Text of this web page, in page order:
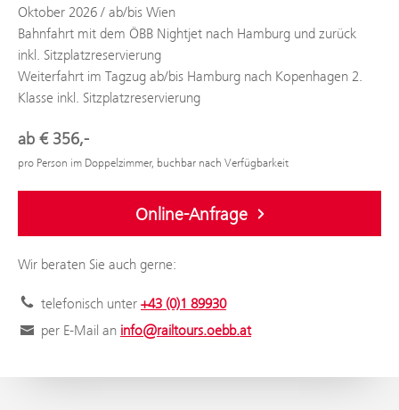
Oktober 2026 / ab/bis Wien
Bahnfahrt mit dem ÖBB Nightjet nach Hamburg und zurück
inkl. Sitzplatzreservierung
Weiterfahrt im Tagzug ab/bis Hamburg nach Kopenhagen 2.
Klasse inkl. Sitzplatzreservierung
ab € 356,-
pro Person im Doppelzimmer, buchbar nach Verfügbarkeit
Online-Anfrage
Wir beraten Sie auch gerne:
telefonisch unter +43 (0)1 89930
per E-Mail an info@railtours.oebb.at